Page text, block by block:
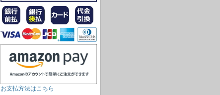
お支払方法はこちら